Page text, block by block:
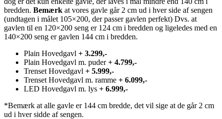
bredden. Bemærk at vores gavle går 2 cm ud i hver side af sengen
(undtagen i målet 105×200, der passer gavlen perfekt) Dvs. at
gavlen til en 120×200 seng er 124 cm i bredden og ligeledes med en
140×200 seng er gavlen 144 cm i bredden.
Plain Hovedgavl + 3.299,-
Plain Hovedgavl m. puder+ 4.799,-
Trenset Hovedgavl + 5.999,-
Trenset Hovedgavl m. ramme + 6.099,-
LED Hovedgavl m. lys + 6.999,-
*Bemærk at alle gavle er 144 cm bredde, det vil sige at de går 2 cm
ud i hver sidde af sengen.